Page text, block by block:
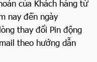
của Khách hàng từ
nay đến ngày
thay đổi Pin động
theo hướng dẫn